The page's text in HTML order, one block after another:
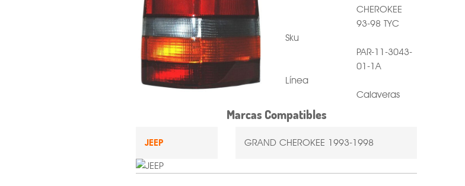
CHEROKEE
93-98 TYC
Sku
PAR-11-3043-
01-1A
Línea
Calaveras
Marcas Compatibles
JEEP GRAND CHEROKEE 1993-1998